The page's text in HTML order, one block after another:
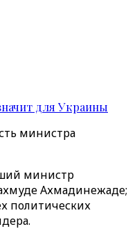
для Украины
министра
министр
Ахмадинежаде;
политических